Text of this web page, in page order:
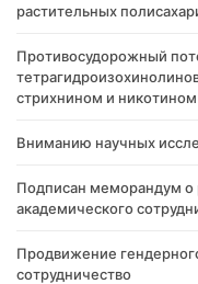
растительных
Противосудорожный
стрихнином и никотином
Вниманию научных
Подписан меморандум о
академического
Продвижение
сотрудничество